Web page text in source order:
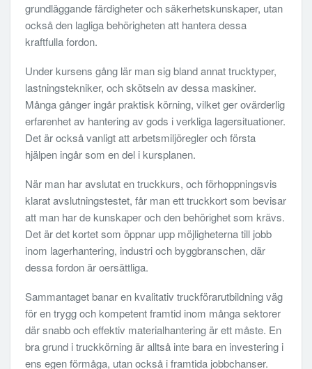
grundläggande färdigheter och säkerhetskunskaper, utan
också den lagliga behörigheten att hantera dessa
kraftfulla fordon.
Under kursens gång lär man sig bland annat trucktyper,
lastningstekniker, och skötseln av dessa maskiner.
Många gånger ingår praktisk körning, vilket ger ovärderlig
erfarenhet av hantering av gods i verkliga lagersituationer.
Det är också vanligt att arbetsmiljöregler och första
hjälpen ingår som en del i kursplanen.
När man har avslutat en truckkurs, och förhoppningsvis
klarat avslutningstestet, får man ett truckkort som bevisar
att man har de kunskaper och den behörighet som krävs.
Det är det kortet som öppnar upp möjligheterna till jobb
inom lagerhantering, industri och byggbranschen, där
dessa fordon är oersättliga.
Sammantaget banar en kvalitativ truckförarutbildning väg
för en trygg och kompetent framtid inom många sektorer
där snabb och effektiv materialhantering är ett måste. En
bra grund i truckkörning är alltså inte bara en investering i
ens egen förmåga, utan också i framtida jobbchanser.